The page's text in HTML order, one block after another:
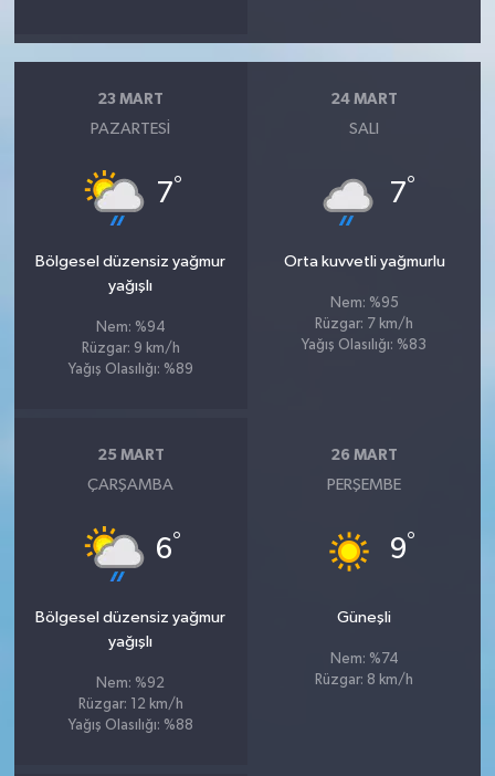
23 MART
PAZARTESI
7°
Bölgesel düzensiz yağmur
yağışlı
Nem: %94
Rüzgar: 9 km/h
Yağış Olasılığı: %89
24 MART
SALI
7°
Orta kuvvetli yağmurlu
Nem: %95
Rüzgar: 7 km/h
Yağış Olasılığı: %83
25 MART
ÇARŞAMBA
6°
Bölgesel düzensiz yağmur
yağışlı
Nem: %92
Rüzgar: 12 km/h
Yağış Olasılığı: %88
26 MART
PERŞEMBE
9°
Güneşli
Nem: %74
Rüzgar: 8 km/h